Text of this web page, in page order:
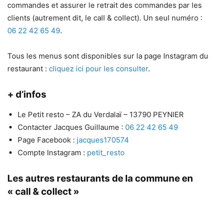
commandes et assurer le retrait des commandes par les
clients (autrement dit, le call & collect). Un seul numéro :
06 22 42 65 49.
Tous les menus sont disponibles sur la page Instagram du
restaurant : cliquez ici pour les consulter.
+ d’infos
Le Petit resto – ZA du Verdalaï – 13790 PEYNIER
Contacter Jacques Guillaume : 06 22 42 65 49
Page Facebook : jacques170574
Compte Instagram : petit_resto
Les autres restaurants de la commune en
« call & collect »